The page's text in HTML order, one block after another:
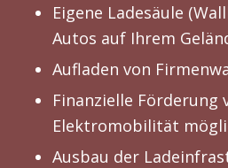
Eigene Ladesäule
Autos auf Ihrem
Aufladen von
Finanzielle Förderung
Elektromobilität
Ausbau der